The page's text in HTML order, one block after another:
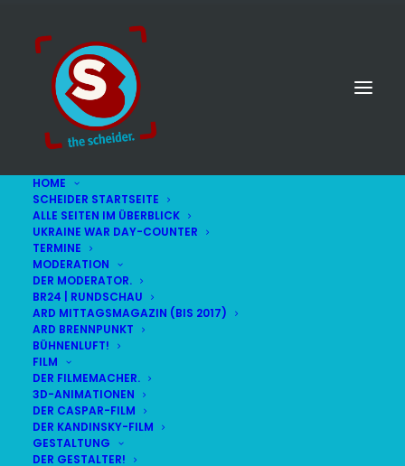
HOME
SCHEIDER STARTSEITE
ALLE SEITEN IM ÜBERBLICK
UKRAINE WAR DAY-COUNTER
TERMINE
MODERATION
DER MODERATOR.
BR24 | RUNDSCHAU
ARD MITTAGSMAGAZIN (BIS 2017)
ARD BRENNPUNKT
BÜHNENLUFT!
FILM
DER FILMEMACHER.
3D-ANIMATIONEN
DER CASPAR-FILM
DER KANDINSKY-FILM
GESTALTUNG
DER GESTALTER!
Spiele